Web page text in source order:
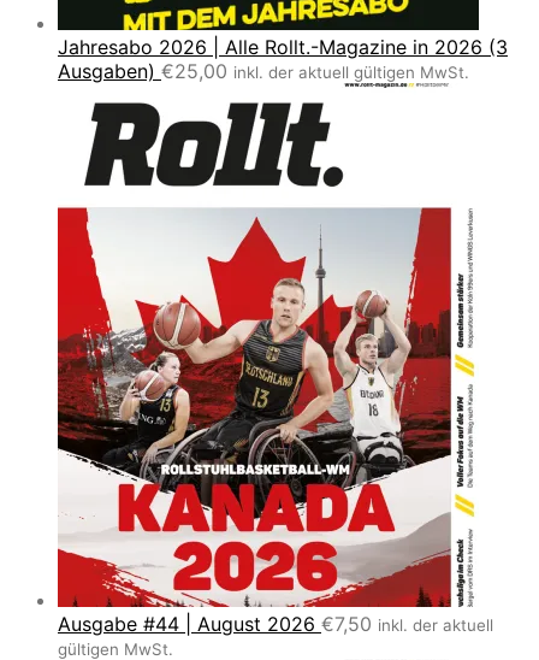
Jahresabo 2026 | Alle Rollt.-Magazine in 2026 (3
Ausgaben) €25,00 inkl. der aktuell gültigen MwSt.
Ausgabe #44 | August 2026 €7,50 inkl. der aktuell
gültigen MwSt.